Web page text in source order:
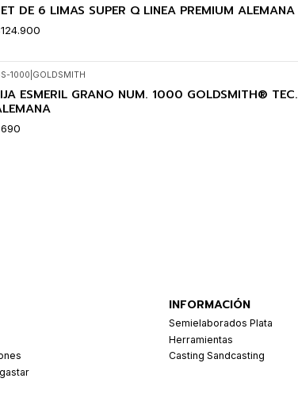
DE 6 LIMAS SUPER Q LINEA PREMIUM ALEMANA
1000 GOLDSMITH
ESMERIL GRANO NUM. 1000 GOLDSMITH® TEC.
INFORMACIÓN
Semielaborados Plata
Herramientas
Casting Sandcasting